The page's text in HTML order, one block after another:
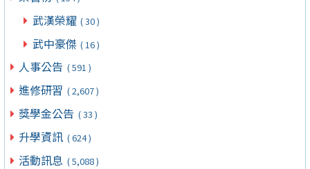
武漢榮耀 ( 30 )
武中豪傑 ( 16 )
人事公告 ( 591 )
進修研習 ( 2,607 )
獎學金公告 ( 33 )
升學資訊 ( 624 )
活動訊息 ( 5,088 )